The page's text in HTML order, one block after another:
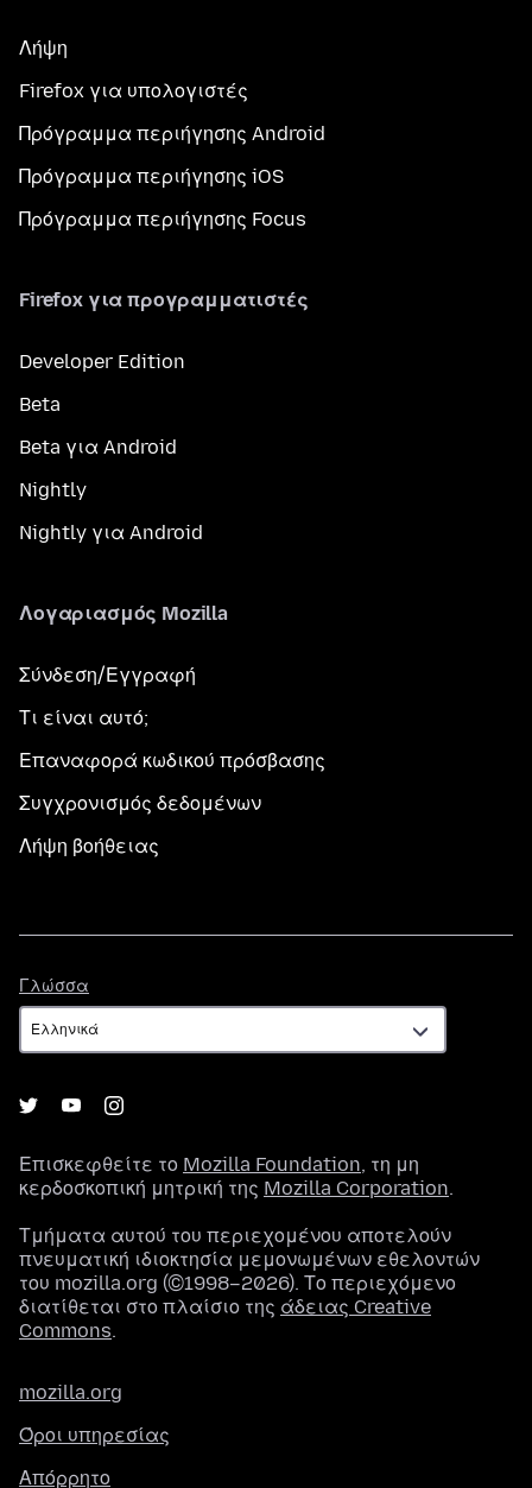
Λήψη
Firefox για υπολογιστές
Πρόγραμμα περιήγησης Android
Πρόγραμμα περιήγησης iOS
Πρόγραμμα περιήγησης Focus
Firefox για προγραμματιστές
Developer Edition
Beta
Beta για Android
Nightly
Nightly για Android
Λογαριασμός Mozilla
Σύνδεση/Εγγραφή
Τι είναι αυτό;
Επαναφορά κωδικού πρόσβασης
Συγχρονισμός δεδομένων
Λήψη βοήθειας
Γλώσσα
Επισκεφθείτε το Mozilla Foundation, τη μη
κερδοσκοπική μητρική της Mozilla Corporation.
Τμήματα αυτού του περιεχομένου αποτελούν
πνευματική ιδιοκτησία μεμονωμένων εθελοντών
του mozilla.org (©1998–2026). Το περιεχόμενο
διατίθεται στο πλαίσιο της άδειας Creative
Commons.
mozilla.org
Όροι υπηρεσίας
Απόρρητο